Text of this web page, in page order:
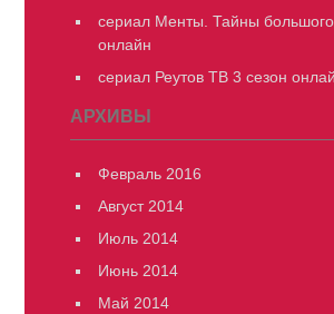
сериал Менты. Тайны большого
онлайн
сериал Реутов ТВ 3 сезон
АРХИВЫ
Февраль 2016
Август 2014
Июль 2014
Июнь 2014
Май 2014